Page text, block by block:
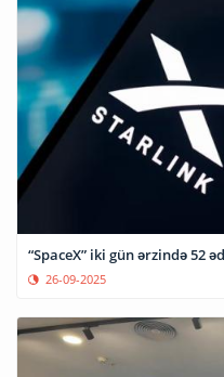
“SpaceX” iki gün ərzində 52
26-09-2025